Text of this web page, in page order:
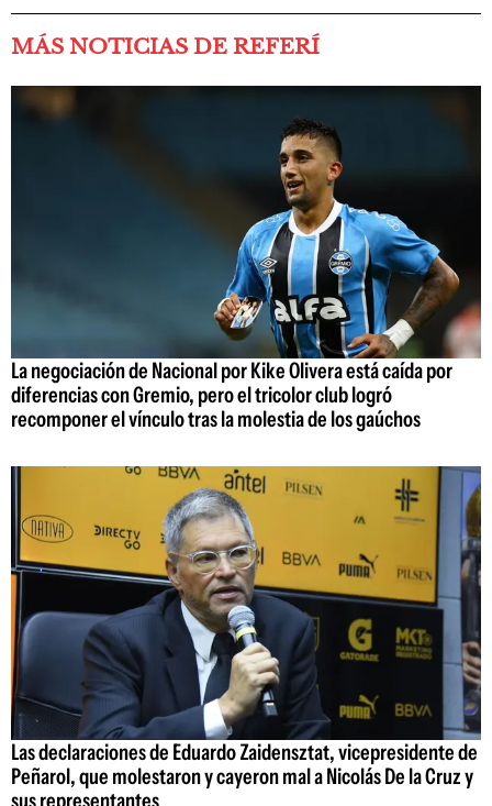
MÁS NOTICIAS DE REFERÍ
La negociación de Nacional por Kike Olivera está caída por
diferencias con Gremio, pero el tricolor club logró
recomponer el vínculo tras la molestia de los gaúchos
Las declaraciones de Eduardo Zaidensztat, vicepresidente de
Peñarol, que molestaron y cayeron mal a Nicolás De la Cruz y
sus representantes